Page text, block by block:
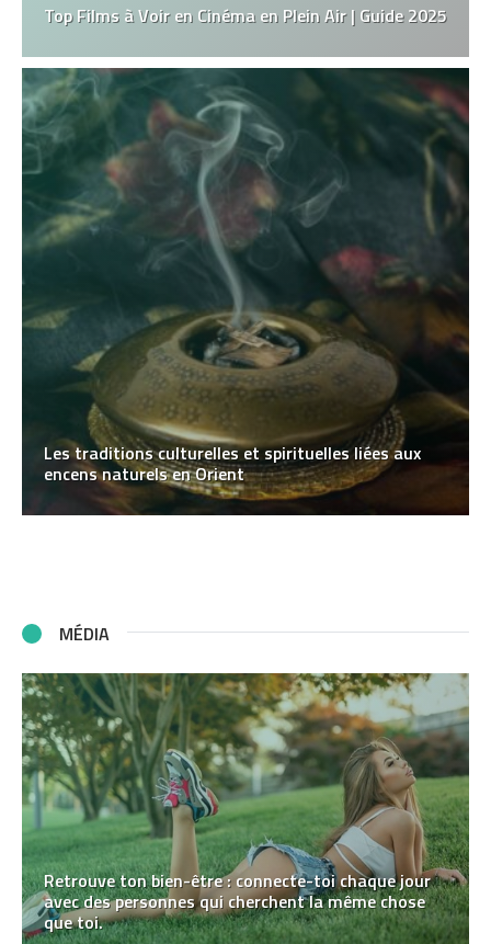
Top Films à Voir en Cinéma en Plein Air | Guide 2025
Les traditions culturelles et spirituelles liées aux
encens naturels en Orient
MÉDIA
Retrouve ton bien-être : connecte-toi chaque jour
avec des personnes qui cherchent la même chose
que toi.